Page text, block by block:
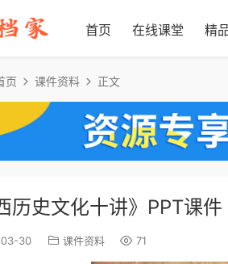
首页 在线课堂 精
页 课件资料 正文
历史文化十讲》PPT课
30 课件资料 71